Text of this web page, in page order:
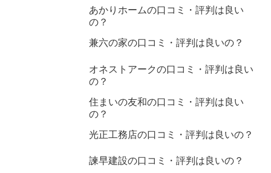
あかりホームの口コミ・評判は良い
の？
兼六の家の口コミ・評判は良いの？
オネストアークの口コミ・評判は良い
の？
住まいの友和の口コミ・評判は良い
の？
光正工務店の口コミ・評判は良いの？
諫早建設の口コミ・評判は良いの？